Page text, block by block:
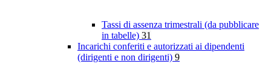
Tassi di assenza trimestrali (da pubblicare
in tabelle) 31
Incarichi conferiti e autorizzati ai dipendenti
(dirigenti e non dirigenti) 9